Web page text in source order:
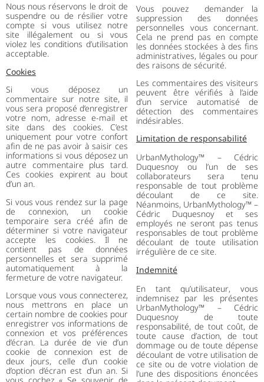
Nous nous réservons le droit de
suspendre ou de résilier votre
compte si vous utilisez notre
site illégalement ou si vous
violez les conditions d’utilisation
acceptable.
Cookies
Si vous déposez un
commentaire sur notre site, il
vous sera proposé d’enregistrer
votre nom, adresse e-mail et
site dans des cookies. C’est
uniquement pour votre confort
afin de ne pas avoir à saisir ces
informations si vous déposez un
autre commentaire plus tard.
Ces cookies expirent au bout
d’un an.
Si vous vous rendez sur la page
de connexion, un cookie
temporaire sera créé afin de
déterminer si votre navigateur
accepte les cookies. Il ne
contient pas de données
personnelles et sera supprimé
automatiquement à la
fermeture de votre navigateur.
Lorsque vous vous connecterez,
nous mettrons en place un
certain nombre de cookies pour
enregistrer vos informations de
connexion et vos préférences
d’écran. La durée de vie d’un
cookie de connexion est de
deux jours, celle d’un cookie
d’option d’écran est d’un an. Si
Vous pouvez demander la
suppression des données
personnelles vous concernant.
Cela ne prend pas en compte
les données stockées à des fins
administratives, légales ou pour
des raisons de sécurité.
Les commentaires des visiteurs
peuvent être vérifiés à l’aide
d’un service automatisé de
détection des commentaires
indésirables.
Limitation de responsabilité
UrbanMythology™ – Cédric
Duquesnoy ou l’un de ses
collaborateurs sera tenu
responsable de tout problème
découlant de ce site.
Néanmoins, UrbanMythology™ –
Cédric Duquesnoy et ses
employés ne seront pas tenus
responsables de tout problème
découlant de toute utilisation
irrégulière de ce site.
Indemnité
En tant qu’utilisateur, vous
indemnisez par les présentes
UrbanMythology™ – Cédric
Duquesnoy de toute
responsabilité, de tout coût, de
toute cause d’action, de tout
dommage ou de toute dépense
découlant de votre utilisation de
ce site ou de votre violation de
l’une des dispositions énoncées